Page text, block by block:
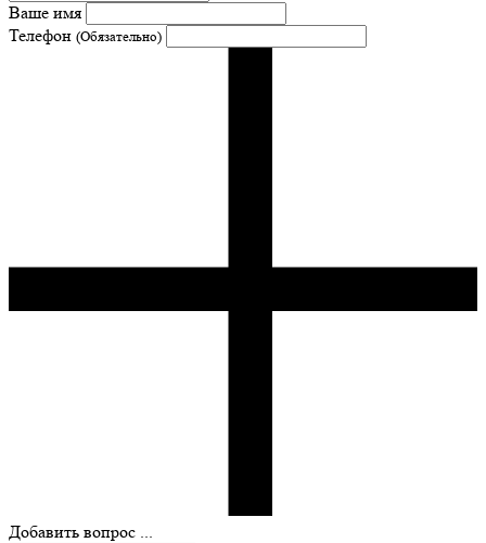
Ваше имя
Телефон (Обязательно)
Добавить вопрос ...